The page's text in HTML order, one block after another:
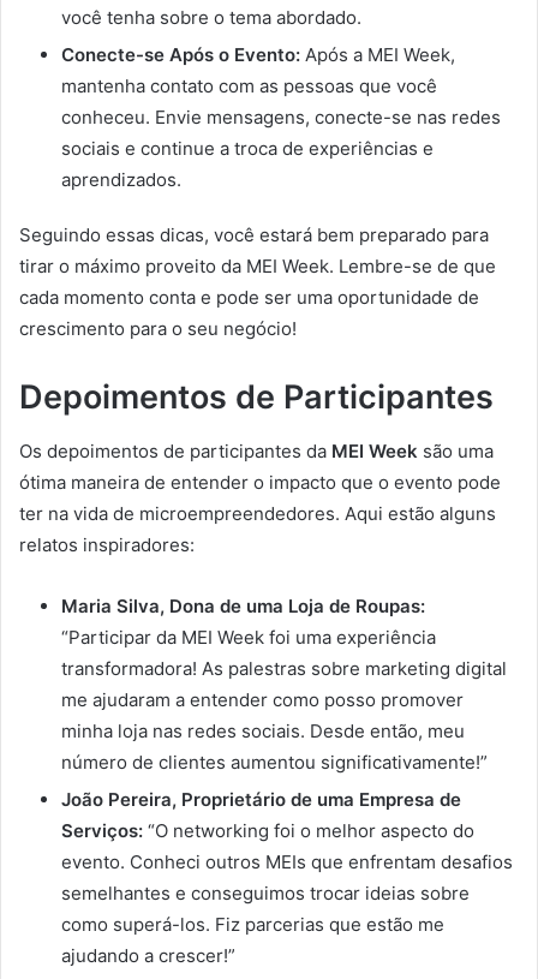
você tenha sobre o tema abordado.
Conecte-se Após o Evento: Após a MEI Week,
mantenha contato com as pessoas que você
conheceu. Envie mensagens, conecte-se nas redes
sociais e continue a troca de experiências e
aprendizados.
Seguindo essas dicas, você estará bem preparado para
tirar o máximo proveito da MEI Week. Lembre-se de que
cada momento conta e pode ser uma oportunidade de
crescimento para o seu negócio!
Depoimentos de Participantes
Os depoimentos de participantes da MEI Week são uma
ótima maneira de entender o impacto que o evento pode
ter na vida de microempreendedores. Aqui estão alguns
relatos inspiradores:
Maria Silva, Dona de uma Loja de Roupas:
“Participar da MEI Week foi uma experiência
transformadora! As palestras sobre marketing digital
me ajudaram a entender como posso promover
minha loja nas redes sociais. Desde então, meu
número de clientes aumentou significativamente!”
João Pereira, Proprietário de uma Empresa de
Serviços: “O networking foi o melhor aspecto do
evento. Conheci outros MEIs que enfrentam desafios
semelhantes e conseguimos trocar ideias sobre
como superá-los. Fiz parcerias que estão me
ajudando a crescer!”